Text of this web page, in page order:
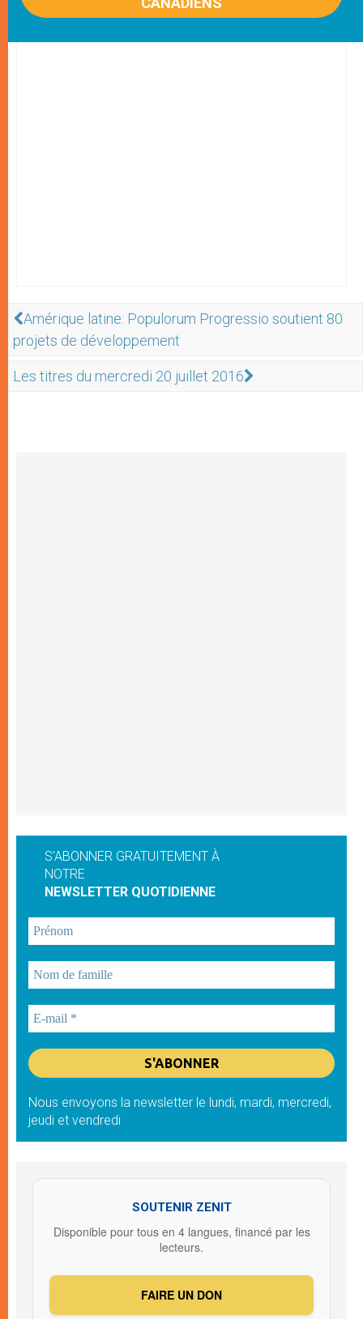
Amérique latine: Populorum Progressio soutient 80
projets de développement
Les titres du mercredi 20 juillet 2016
S'ABONNER GRATUITEMENT À
NOTRE
NEWSLETTER QUOTIDIENNE
Nous envoyons la newsletter le lundi, mardi, mercredi,
jeudi et vendredi
SOUTENIR ZENIT
Disponible pour tous en 4 langues, financé par les
lecteurs.
FAIRE UN DON